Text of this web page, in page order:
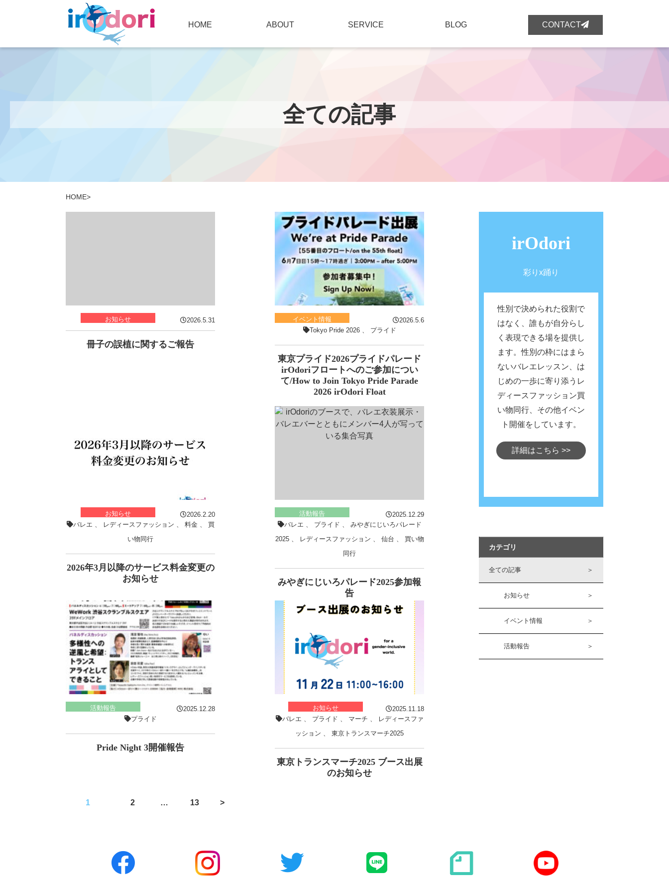
HOME ABOUT SERVICE BLOG CONTACT
全ての記事
HOME>
お知らせ 2026.5.31
冊子の誤植に関するご報告
イベント情報
2026.5.6
Tokyo Pride 2026、 プライド
東京プライド2026プライドパレード
irOdoriフロートへのご参加につい
て/How to Join Tokyo Pride Parade
2026 irOdori Float
お知らせ
2026.2.20
バレエ
レディースファッション 料金、 買
い物同行
2026年3月以降のサービス料金変更の
お知らせ
活動報告
2025.12.29
バレエ
プライド
みやぎにじいろパレード
2025、 レディースファッション 仙台
買い物
同行
みやぎにじいろパレード2025参加報
告
活動報告
2025.12.28
プライド
Pride Night 3開催報告
お知らせ
2025.11.18
バレエ
プライド マーチ
レディースファ
ッション
東京トランスマーチ2025
東京トランスマーチ2025 ブース出展
のお知らせ
1 2 … 13 >
irOdori
彩りx踊り
性別で決められた役割で
はなく、誰もが自分らし
く表現できる場を提供し
ます。性別の枠にはまら
ないバレエレッスン、は
じめの一歩に寄り添うレ
ディースファッション買
い物同行、その他イベン
ト開催をしています。
詳細はこちら >>
カテゴリ
全ての記事 ＞
お知らせ ＞
イベント情報 ＞
活動報告 ＞